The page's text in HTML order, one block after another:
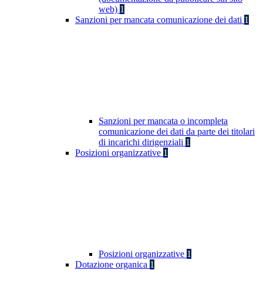
web) 1
Sanzioni per mancata comunicazione dei dati 1
Sanzioni per mancata o incompleta
comunicazione dei dati da parte dei titolari
di incarichi dirigenziali 1
Posizioni organizzative 1
Posizioni organizzative 1
Dotazione organica 1